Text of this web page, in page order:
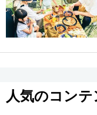
人気のコンテ